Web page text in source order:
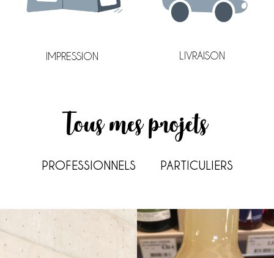
IMPRESSION LIVRAISON
Tous mes projets
PROFESSIONNELS PARTICULIERS